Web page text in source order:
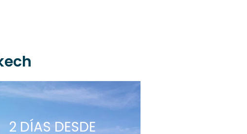
2 DÍAS DESDE